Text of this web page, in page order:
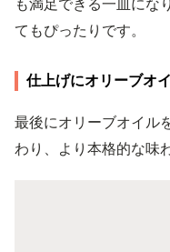
も満足できる一皿にな
てもぴったりです。
仕上げにオリーブオ
最後にオリーブオイル
わり、より本格的な味